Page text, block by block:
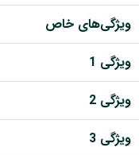
ویژگی‌های خاص
ویژگی 1
ویژگی 2
ویژگی 3